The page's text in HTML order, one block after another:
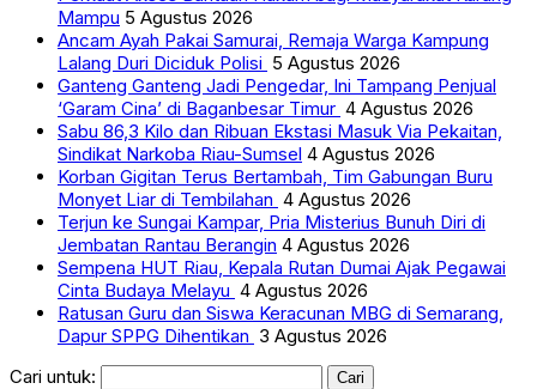
Mampu 5 Agustus 2026
Ancam Ayah Pakai Samurai, Remaja Warga Kampung
Lalang Duri Diciduk Polisi 5 Agustus 2026
Ganteng Ganteng Jadi Pengedar, Ini Tampang Penjual
‘Garam Cina’ di Baganbesar Timur 4 Agustus 2026
Sabu 86,3 Kilo dan Ribuan Ekstasi Masuk Via Pekaitan,
Sindikat Narkoba Riau-Sumsel 4 Agustus 2026
Korban Gigitan Terus Bertambah, Tim Gabungan Buru
Monyet Liar di Tembilahan 4 Agustus 2026
Terjun ke Sungai Kampar, Pria Misterius Bunuh Diri di
Jembatan Rantau Berangin 4 Agustus 2026
Sempena HUT Riau, Kepala Rutan Dumai Ajak Pegawai
Cinta Budaya Melayu 4 Agustus 2026
Ratusan Guru dan Siswa Keracunan MBG di Semarang,
Dapur SPPG Dihentikan 3 Agustus 2026
Cari untuk: